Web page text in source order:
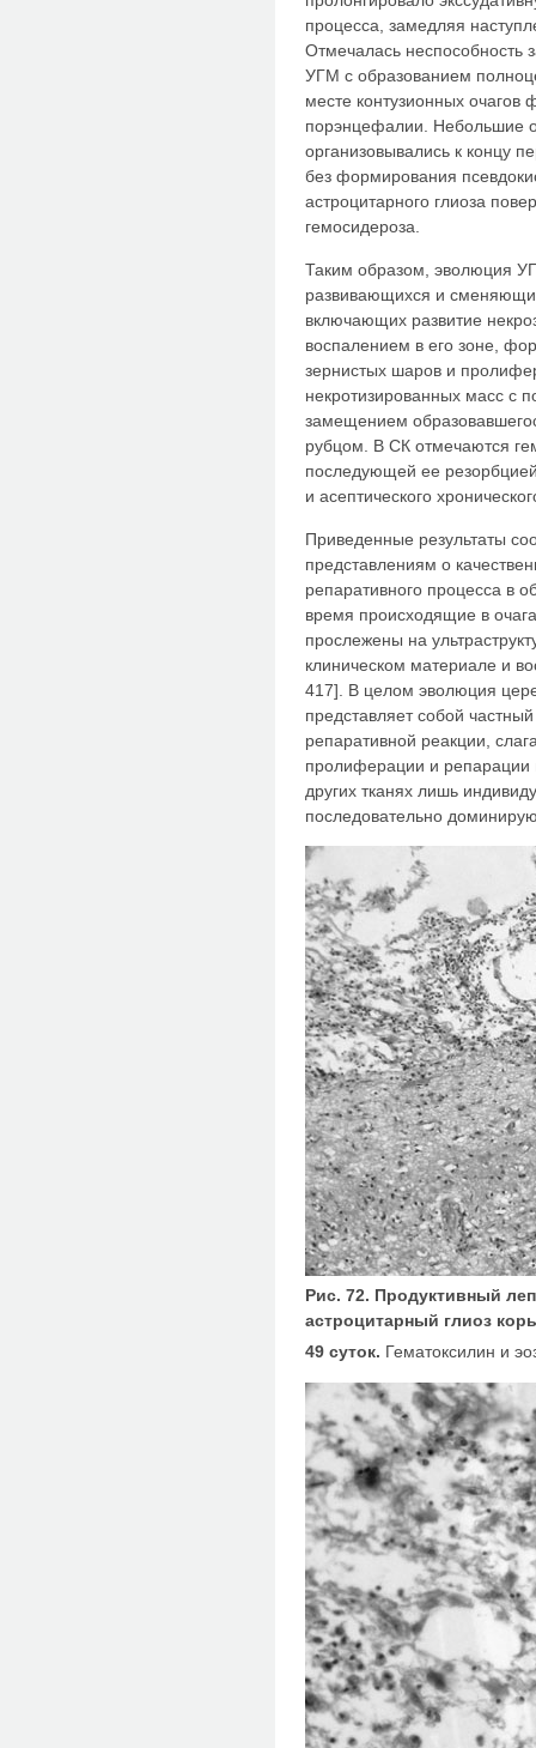
процесса, замедляя
Отмечалась неспособность
УГМ с образованием
месте контузионных
порэнцефалии. Небольшие
организовывались к концу
без формирования
астроцитарного глиоза
гемосидероза.
Таким образом, эволюция
развивающихся и
включающих развитие
воспалением в его зоне,
зернистых шаров и
некротизированных масс
замещением
рубцом. В СК отмечаются
последующей ее
и асептического
Приведенные результаты
представлениям о
репаративного процесса в
время происходящие в
прослежены на
клиническом материале и
417]. В целом эволюция
представляет собой
репаративной реакции,
пролиферации и репарации
других тканях лишь
последовательно
Рис. 72. Продуктивный
астроцитарный глиоз
49 суток. Гематоксилин и